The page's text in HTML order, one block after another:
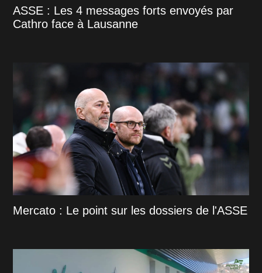
ASSE : Les 4 messages forts envoyés par
Cathro face à Lausanne
Mercato : Le point sur les dossiers de l'ASSE